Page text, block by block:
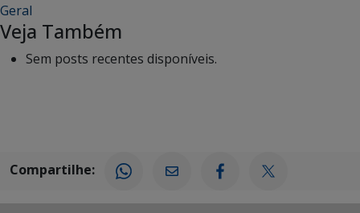
Geral
Veja Também
Sem posts recentes disponíveis.
Compartilhe: